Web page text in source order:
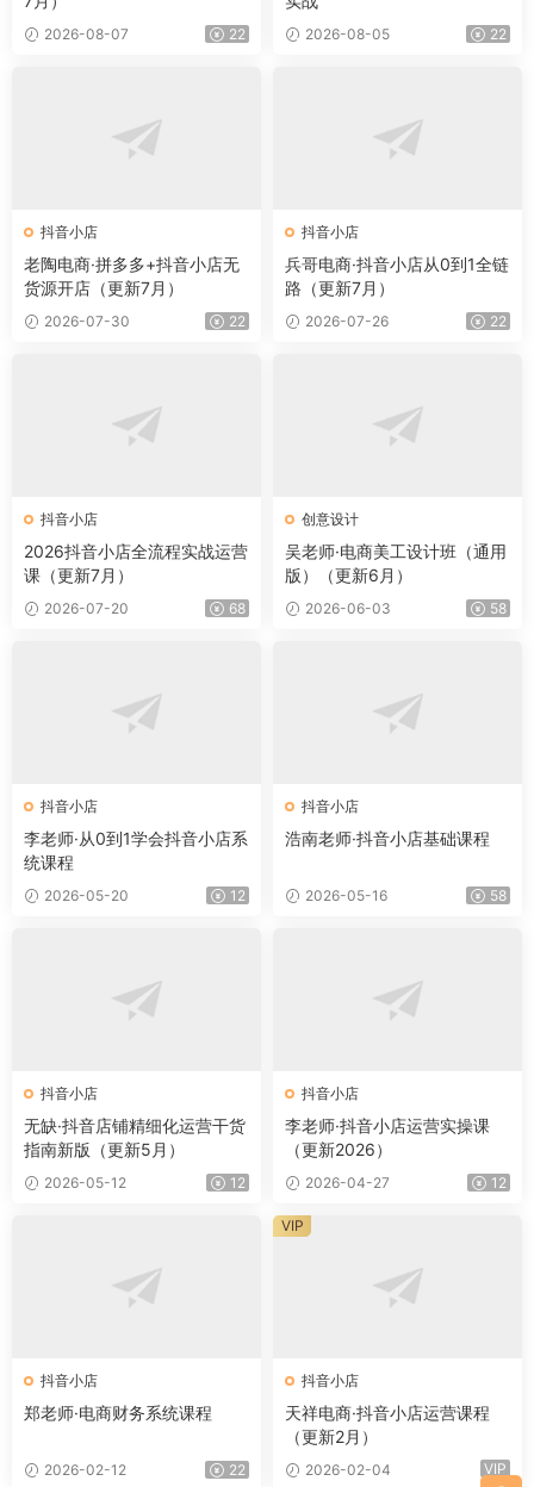
2026-08-07 22 2026-08-05 22
抖音小店
老陶电商·拼多多+抖音小店无
货源开店（更新7月）
2026-07-30 22
抖音小店
兵哥电商·抖音小店从0到1全链
路（更新7月）
2026-07-26 22
抖音小店
2026抖音小店全流程实战运营
课（更新7月）
2026-07-20 68
创意设计
吴老师·电商美工设计班（通用
版）（更新6月）
2026-06-03 58
抖音小店
李老师·从0到1学会抖音小店系
统课程
2026-05-20 12
抖音小店
浩南老师·抖音小店基础课程
2026-05-16 58
抖音小店
无缺·抖音店铺精细化运营干货
指南新版（更新5月）
2026-05-12 12
抖音小店
李老师·抖音小店运营实操课
（更新2026）
2026-04-27 12
抖音小店
郑老师·电商财务系统课程
2026-02-12 22
抖音小店
天祥电商·抖音小店运营课程
（更新2月）
2026-02-04 VIP
VIP